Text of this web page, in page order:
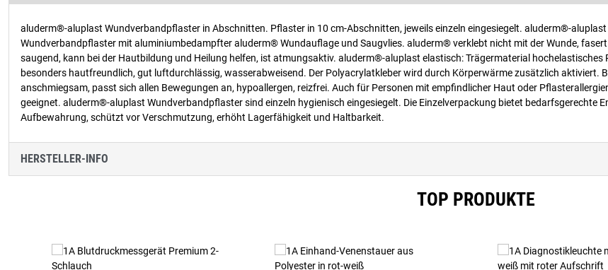
aluderm®-aluplast Wundverbandpflaster in Abschnitten. Pflaster in 10 cm-Abschnitten, jeweils einzeln eingesiegelt. aluderm®-
Wundverbandpflaster mit aluminiumbedampfter aluderm® Wundauflage und Saugvlies. aluderm® verklebt nicht mit der Wunde,
saugend, kann bei der Hautbildung und Heilung helfen, ist atmungsaktiv. aluderm®-aluplast elastisch: Trägermaterial hochelastisches
besonders hautfreundlich, gut luftdurchlässig, wasserabweisend. Der Polyacrylatkleber wird durch Körperwärme zusätzlich aktiviert.
anschmiegsam, passt sich allen Bewegungen an, hypoallergen, reizfrei. Auch für Personen mit empfindlicher Haut oder
geeignet. aluderm®-aluplast Wundverbandpflaster sind einzeln hygienisch eingesiegelt. Die Einzelverpackung bietet bedarfsgerechte
Aufbewahrung, schützt vor Verschmutzung, erhöht Lagerfähigkeit und Haltbarkeit.
HERSTELLER-INFO
TOP PRODUKTE